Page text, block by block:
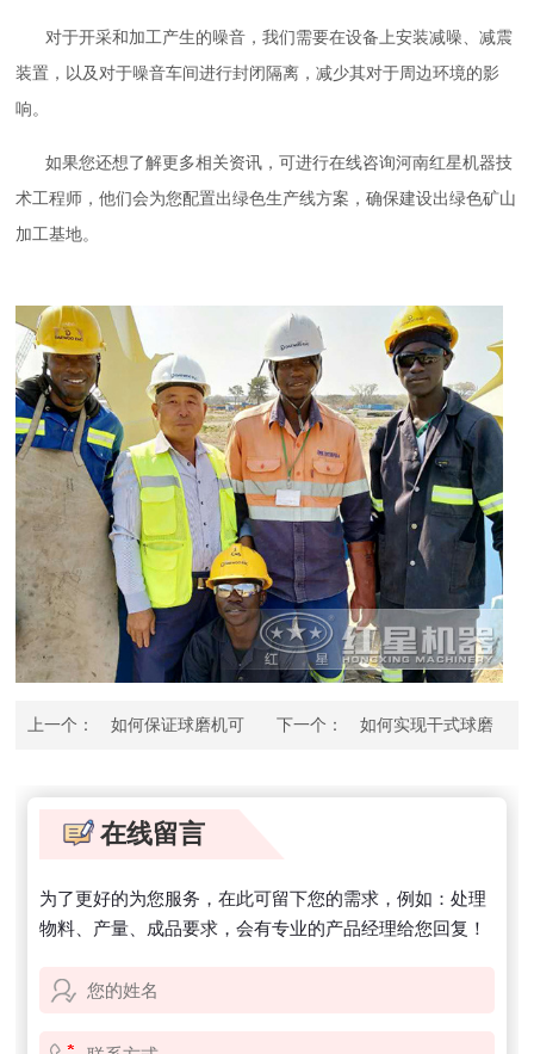
对于开采和加工产生的噪音，我们需要在设备上安装减噪、减震
装置，以及对于噪音车间进行封闭隔离，减少其对于周边环境的影
响。
如果您还想了解更多相关资讯，可进行在线咨询河南红星机器技
术工程师，他们会为您配置出绿色生产线方案，确保建设出绿色矿山
加工基地。
上一个：
如何保证球磨机可
下一个：
如何实现干式球磨
在线留言
为了更好的为您服务，在此可留下您的需求，例如：处理
物料、产量、成品要求，会有专业的产品经理给您回复！